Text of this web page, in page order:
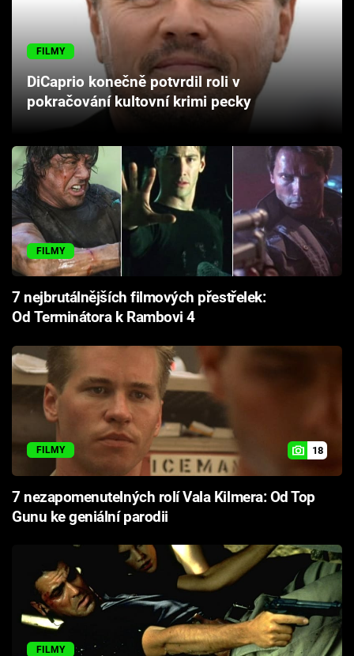
Cool Esport
Pořady
TV Program
Sledujte prima+
Přihlášení
Sledujte nás
FILMY
DiCaprio konečně potvrdil roli v
pokračování kultovní krimi pecky
FILMY
7 nejbrutálnějších filmových přestřelek:
Od Terminátora k Rambovi 4
FILMY 18
7 nezapomenutelných rolí Vala Kilmera: Od Top
Gunu ke geniální parodii
FILMY